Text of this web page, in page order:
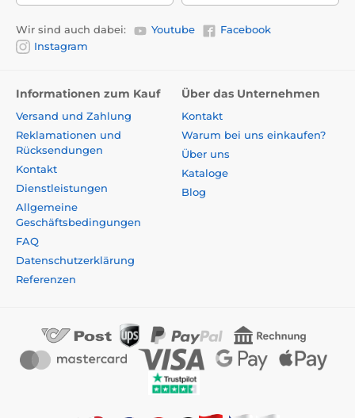
Wir sind auch dabei: Youtube
Facebook
Instagram
Informationen zum Kauf
Versand und Zahlung
Reklamationen und
Rücksendungen
Kontakt
Dienstleistungen
Allgemeine
Geschäftsbedingungen
FAQ
Datenschutzerklärung
Referenzen
Über das Unternehmen
Kontakt
Warum bei uns einkaufen?
Über uns
Kataloge
Blog